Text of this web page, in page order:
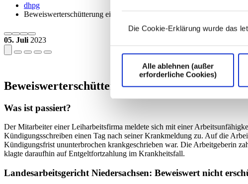
Die Cookie-Erklärung wurde das
Alle ablehnen (außer
erforderliche Cookies)
dhpg
Beweiswerterschütterung einer Arbeitsunfähigkeitsbescheinigung im
05. Juli 2023
Beweiswerterschütterung einer
Was ist passiert?
Der Mitarbeiter einer Leiharbeitsfirma meldete sich mit einer
Kündigungsschreiben einen Tag nach seiner Krankmeldung zu. Auf die
Kündigungsfrist ununterbrochen krankgeschrieben war. Die Arbeitgeberin
klagte daraufhin auf Entgeltfortzahlung im Krankheitsfall.
Landesarbeitsgericht Niedersachsen: Beweiswert nicht